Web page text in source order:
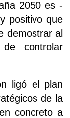
2050 es -
positivo que
demostrar al
controlar
ligó el plan
de la
concreto a